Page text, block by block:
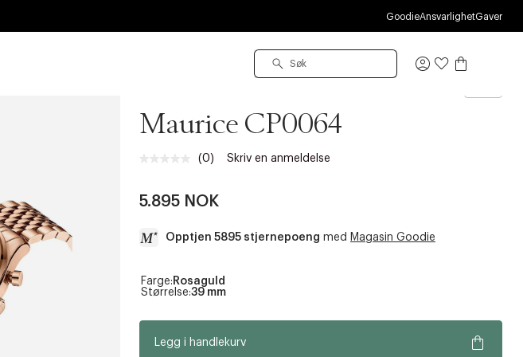
GoodieAnsvarlighetGaver
Logg
Maurice CP0064
Ingen
sidelenke.
(0) Skriv en anmeldelse
5.895 NOK
Opptjen 5895 stjernepoeng med Magasin Goodie
a
c
Farge: Rosaguld
Størrelse:39 mm
Legg i handlekurv